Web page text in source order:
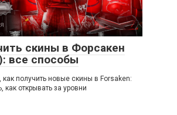
скины в Форсакен
все способы
получить новые скины в Forsaken:
как открывать за уровни